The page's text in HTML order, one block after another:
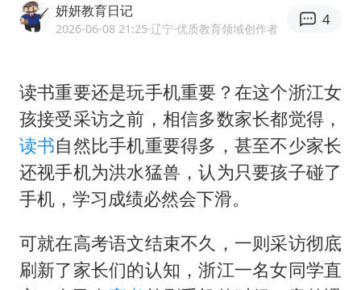
四川宜宾市高县4.9级地震致1人死亡
名创优品回应女子吐槽内裤质量差
上海：台风白海豚或将带来龙卷风
出口禁令驱动有色板块大涨
秋天的第一杯奶茶到底有多火
百花奖开幕式
国防部：坚决反制任何闹海挑衅图谋
东航：国内客票提前14天免费退改
妍妍教育日记
2026-06-08 21:25·辽宁·优质教育领域创作者
4
读书重要还是玩手机重要？在这个浙江女
孩接受采访之前，相信多数家长都觉得，
读书自然比手机重要得多，甚至不少家长
还视手机为洪水猛兽，认为只要孩子碰了
手机，学习成绩必然会下滑。
可就在高考语文结束不久，一则采访彻底
刷新了家长们的认知，浙江一名女同学直